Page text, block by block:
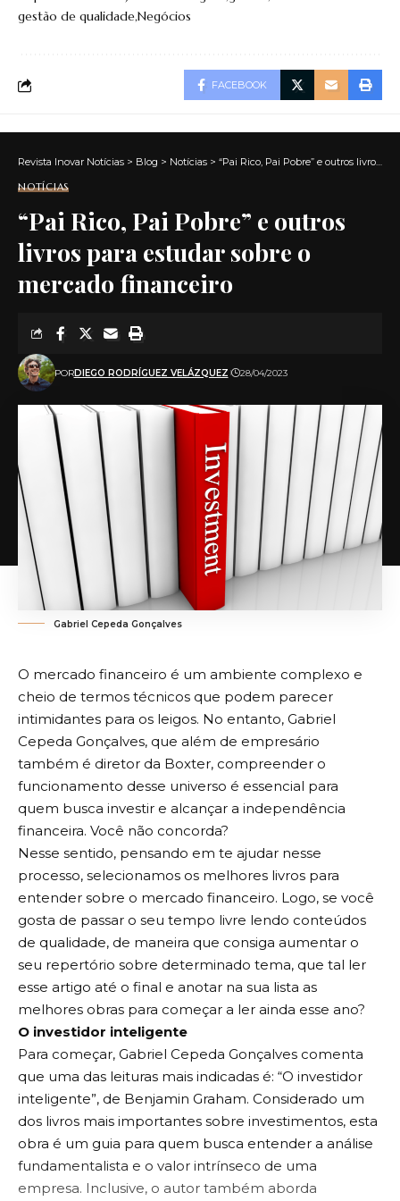
gestão de qualidadeNegócios
FACEBOOK
Revista Inovar Notícias > Blog > Notícias > “Pai Rico, Pai Pobre” e outros livros para estudar sobre o mercado financeiro
NOTÍCIAS
“Pai Rico, Pai Pobre” e outros
livros para estudar sobre o
mercado financeiro
PORDIEGO RODRÍGUEZ VELÁZQUEZ 28/04/2023
Gabriel Cepeda Gonçalves
O mercado financeiro é um ambiente complexo e
cheio de termos técnicos que podem parecer
intimidantes para os leigos. No entanto, Gabriel
Cepeda Gonçalves, que além de empresário
também é diretor da Boxter, compreender o
funcionamento desse universo é essencial para
quem busca investir e alcançar a independência
financeira. Você não concorda?
Nesse sentido, pensando em te ajudar nesse
processo, selecionamos os melhores livros para
entender sobre o mercado financeiro. Logo, se você
gosta de passar o seu tempo livre lendo conteúdos
de qualidade, de maneira que consiga aumentar o
seu repertório sobre determinado tema, que tal ler
esse artigo até o final e anotar na sua lista as
melhores obras para começar a ler ainda esse ano?
O investidor inteligente
Para começar, Gabriel Cepeda Gonçalves comenta
que uma das leituras mais indicadas é: “O investidor
inteligente”, de Benjamin Graham. Considerado um
dos livros mais importantes sobre investimentos, esta
obra é um guia para quem busca entender a análise
fundamentalista e o valor intrínseco de uma
empresa. Inclusive, o autor também aborda